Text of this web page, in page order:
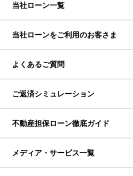
当社ローン一覧
当社ローンをご利用のお客さま
よくあるご質問
ご返済シミュレーション
不動産担保ローン徹底ガイド
メディア・サービス一覧